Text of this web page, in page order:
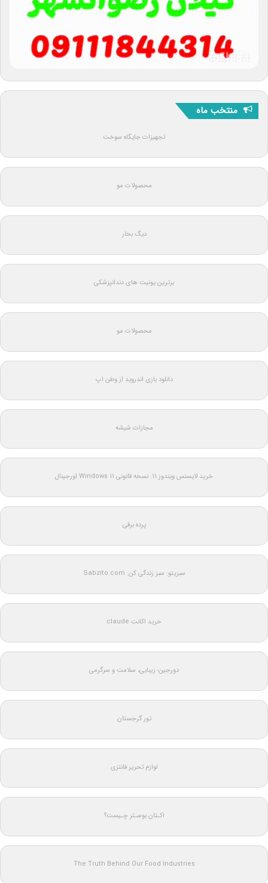
منتخب ماه
تجهیزات جایگاه سوخت
محصولات مو
دیگ بخار
برترین یونیت های دندانپزشکی
محصولات مو
دانلود بازی اندروید از وطن اپ
مجازات شیشه
خرید لایسنس ویندوز 11: نسخه قانونی Windows 11 اورجینال
پرده برقی
سبزیتو: سبز زندگی کن: Sabzito.com
خرید اکانت claude
دورجین؛ زیبایی، سلامت و سرگرمی
تور گرجستان
لوازم تحریر فانتزی
اکـتان بوسـتر چـیست؟
The Truth Behind Our Food Industries